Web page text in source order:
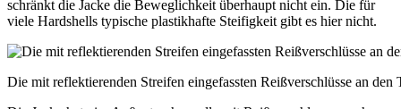
schränkt die Jacke die Beweglichkeit überhaupt nicht ein. Die für
viele Hardshells typische plastikhafte Steifigkeit gibt es hier nicht.
Die mit reflektierenden Streifen eingefassten Reißverschlüsse an den